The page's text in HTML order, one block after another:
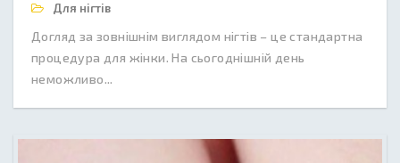
Для нігтів
Догляд за зовнішнім виглядом нігтів – це стандартна
процедура для жінки. На сьогоднішній день
неможливо...